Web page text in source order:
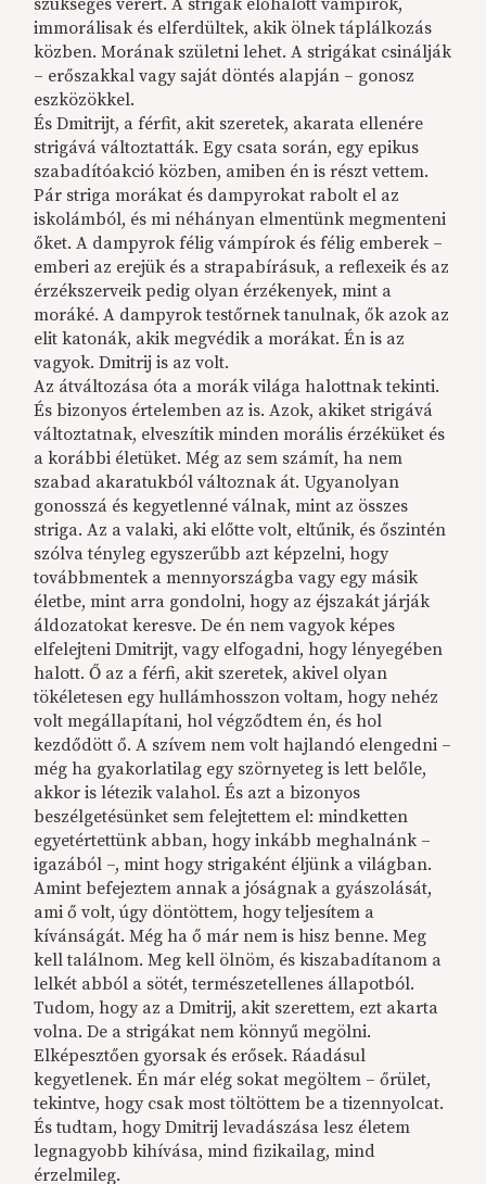
szükséges vérért. A strigák élőhalott vámpírok,
immorálisak és elferdültek, akik ölnek táplálkozás
közben. Morának születni lehet. A strigákat csinálják
– erőszakkal vagy saját döntés alapján – gonosz
eszközökkel.
És Dmitrijt, a férfit, akit szeretek, akarata ellenére
strigává változtatták. Egy csata során, egy epikus
szabadítóakció közben, amiben én is részt vettem.
Pár striga morákat és dampyrokat rabolt el az
iskolámból, és mi néhányan elmentünk megmenteni
őket. A dampyrok félig vámpírok és félig emberek –
emberi az erejük és a strapabírásuk, a reflexeik és az
érzékszerveik pedig olyan érzékenyek, mint a
moráké. A dampyrok testőrnek tanulnak, ők azok az
elit katonák, akik megvédik a morákat. Én is az
vagyok. Dmitrij is az volt.
Az átváltozása óta a morák világa halottnak tekinti.
És bizonyos értelemben az is. Azok, akiket strigává
változtatnak, elveszítik minden morális érzéküket és
a korábbi életüket. Még az sem számít, ha nem
szabad akaratukból változnak át. Ugyanolyan
gonosszá és kegyetlenné válnak, mint az összes
striga. Az a valaki, aki előtte volt, eltűnik, és őszintén
szólva tényleg egyszerűbb azt képzelni, hogy
továbbmentek a mennyországba vagy egy másik
életbe, mint arra gondolni, hogy az éjszakát járják
áldozatokat keresve. De én nem vagyok képes
elfelejteni Dmitrijt, vagy elfogadni, hogy lényegében
halott. Ő az a férfi, akit szeretek, akivel olyan
tökéletesen egy hullámhosszon voltam, hogy nehéz
volt megállapítani, hol végződtem én, és hol
kezdődött ő. A szívem nem volt hajlandó elengedni –
még ha gyakorlatilag egy szörnyeteg is lett belőle,
akkor is létezik valahol. És azt a bizonyos
beszélgetésünket sem felejtettem el: mindketten
egyetértettünk abban, hogy inkább meghalnánk –
igazából –, mint hogy strigaként éljünk a világban.
Amint befejeztem annak a jóságnak a gyászolását,
ami ő volt, úgy döntöttem, hogy teljesítem a
kívánságát. Még ha ő már nem is hisz benne. Meg
kell találnom. Meg kell ölnöm, és kiszabadítanom a
lelkét abból a sötét, természetellenes állapotból.
Tudom, hogy az a Dmitrij, akit szerettem, ezt akarta
volna. De a strigákat nem könnyű megölni.
Elképesztően gyorsak és erősek. Ráadásul
kegyetlenek. Én már elég sokat megöltem – őrület,
tekintve, hogy csak most töltöttem be a tizennyolcat.
És tudtam, hogy Dmitrij levadászása lesz életem
legnagyobb kihívása, mind fizikailag, mind
érzelmileg.